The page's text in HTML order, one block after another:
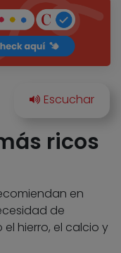
ricos
en
de
hierro, el calcio y